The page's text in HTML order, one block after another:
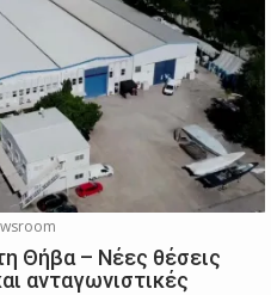
Θήβα – Νέες θέσεις
ανταγωνιστικές